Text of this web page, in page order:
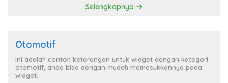
Selengkapnya
Otomotif
Ini adalah contoh keterangan untuk widget dengan kategori
otomotif, anda bisa dengan mudah memasukkannya pada
widget.